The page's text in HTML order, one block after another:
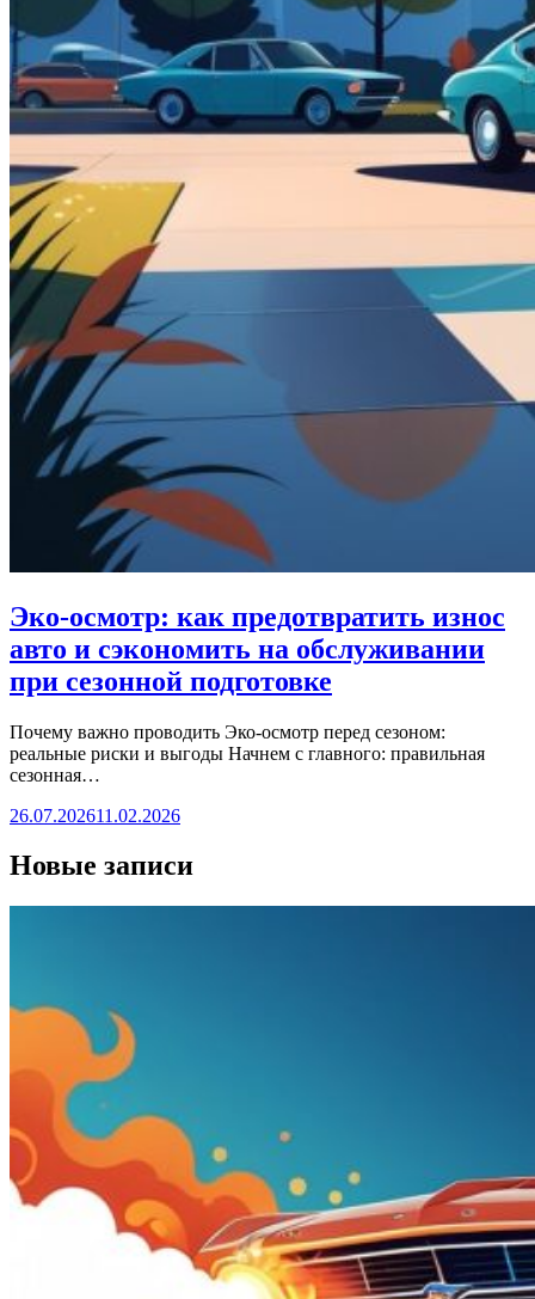
Эко-осмотр: как предотвратить износ
авто и сэкономить на обслуживании
при сезонной подготовке
Почему важно проводить Эко-осмотр перед сезоном:
реальные риски и выгоды Начнем с главного: правильная
сезонная…
26.07.202611.02.2026
Новые записи